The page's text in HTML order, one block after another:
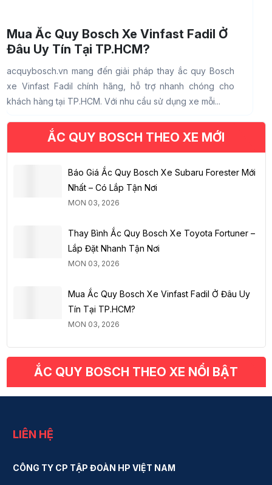
Mua Ắc Quy Bosch Xe Vinfast Fadil Ở
Đâu Uy Tín Tại TP.HCM?
acquybosch.vn mang đến giải pháp thay ắc quy Bosch
xe Vinfast Fadil chính hãng, hỗ trợ nhanh chóng cho
khách hàng tại TP.HCM. Với nhu cầu sử dụng xe mỗi...
ẮC QUY BOSCH THEO XE MỚI
Báo Giá Ắc Quy Bosch Xe Subaru Forester Mới
Nhất – Có Lắp Tận Nơi
MON 03, 2026
Thay Bình Ắc Quy Bosch Xe Toyota Fortuner –
Lắp Đặt Nhanh Tận Nơi
MON 03, 2026
Mua Ắc Quy Bosch Xe Vinfast Fadil Ở Đâu Uy
Tín Tại TP.HCM?
MON 03, 2026
ẮC QUY BOSCH THEO XE NỔI BẬT
LIÊN HỆ
CÔNG TY CP TẬP ĐOÀN HP VIỆT NAM